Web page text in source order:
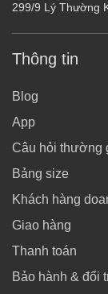
299/9 Lý Thường
Thông tin
Blog
App
Câu hỏi thường
Bảng size
Khách hàng
Giao hàng
Thanh toán
Bảo hành & đổi